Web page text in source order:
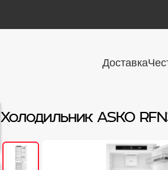
Доставка
Холодильник ASKO